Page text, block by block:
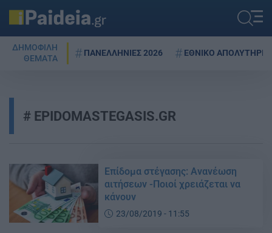
ΔΗΜΟΦΙΛΗ
ΘΕΜΑΤΑ
ΠΑΝΕΛΛΗΝΙΕΣ 2026 ΕΘΝΙΚΟ ΑΠΟΛΥΤΗΡΙΟ
EPIDOMASTEGASIS.GR
Επίδομα στέγασης: Ανανέωση
αιτήσεων -Ποιοί χρειάζεται να
κάνουν
23/08/2019 - 11:55